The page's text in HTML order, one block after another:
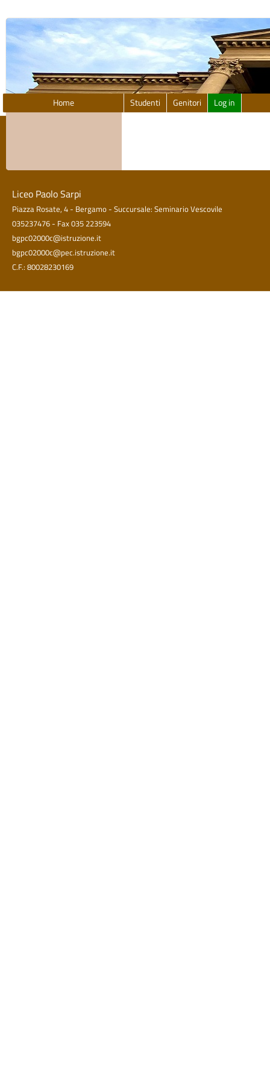
Home Studenti Genitori Log in
error
Liceo Paolo Sarpi
Piazza Rosate, 4 - Bergamo - Succursale: Seminario Vescovile
035237476 - Fax 035 223594
bgpc02000c@istruzione.it
bgpc02000c@pec.istruzione.it
C.F.: 80028230169